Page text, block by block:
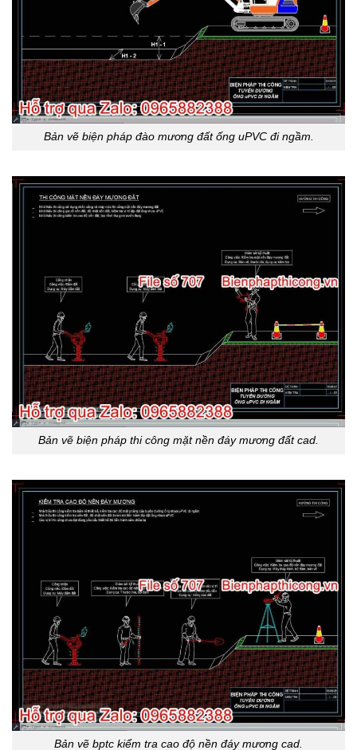
Bản vẽ biện pháp đào mương đất ống uPVC đi ngầm.
Bản vẽ biện pháp thi công mặt nền đáy mương đất cad.
Bản vẽ bptc kiểm tra cao độ nền đáy mương cad.